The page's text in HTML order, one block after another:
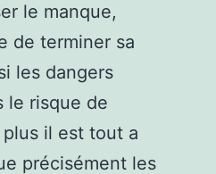
le manque,
de terminer sa
les dangers
le risque de
il est tout a
précisément les